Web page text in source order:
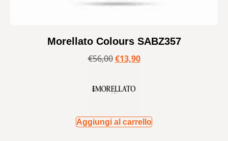
Morellato Colours SABZ357
€56,00 €13,90
Aggiungi al carrello